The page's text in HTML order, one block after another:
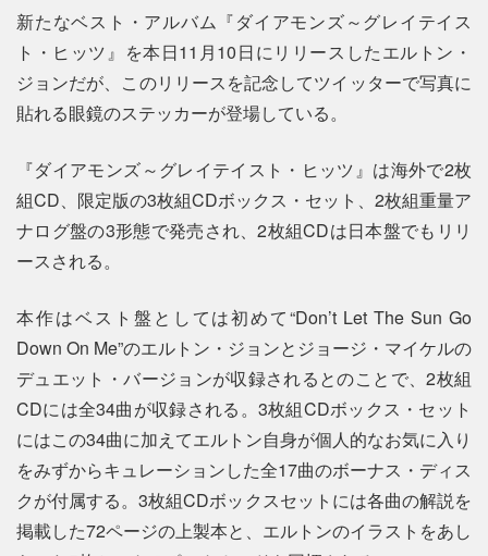
新たなベスト・アルバム『ダイアモンズ～グレイテイス
ト・ヒッツ』を本日11月10日にリリースしたエルトン・
ジョンだが、このリリースを記念してツイッターで写真に
貼れる眼鏡のステッカーが登場している。
『ダイアモンズ～グレイテイスト・ヒッツ』は海外で2枚
組CD、限定版の3枚組CDボックス・セット、2枚組重量ア
ナログ盤の3形態で発売され、2枚組CDは日本盤でもリリ
ースされる。
本作はベスト盤としては初めて“Don’t Let The Sun Go
Down On Me”のエルトン・ジョンとジョージ・マイケルの
デュエット・バージョンが収録されるとのことで、2枚組
CDには全34曲が収録される。3枚組CDボックス・セット
にはこの34曲に加えてエルトン自身が個人的なお気に入り
をみずからキュレーションした全17曲のボーナス・ディス
クが付属する。3枚組CDボックスセットには各曲の解説を
掲載した72ページの上製本と、エルトンのイラストをあし